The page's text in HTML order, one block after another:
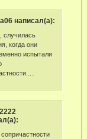
написал(а):
случилась
когда они
испытали